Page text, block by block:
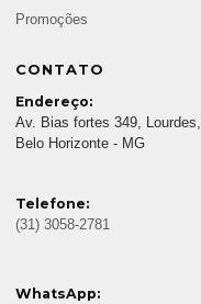
Promoções
CONTATO
Endereço:
Av. Bias fortes 349, Lourdes,
Belo Horizonte - MG
Telefone:
(31) 3058-2781
WhatsApp: